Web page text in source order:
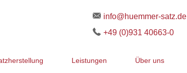
info@huemmer-satz.de
+49 (0)931 40663-0
Leistungen Über uns